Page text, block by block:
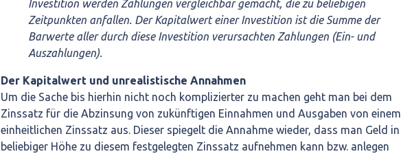
Investition werden Zahlungen vergleichbar gemacht, die zu beliebigen
Zeitpunkten anfallen. Der Kapitalwert einer Investition ist die Summe der
Barwerte aller durch diese Investition verursachten Zahlungen (Ein- und
Auszahlungen).
Der Kapitalwert und unrealistische Annahmen
Um die Sache bis hierhin nicht noch komplizierter zu machen geht man bei dem
Zinssatz für die Abzinsung von zukünftigen Einnahmen und Ausgaben von einem
einheitlichen Zinssatz aus. Dieser spiegelt die Annahme wieder, dass man Geld in
beliebiger Höhe zu diesem festgelegten Zinssatz aufnehmen kann bzw. anlegen